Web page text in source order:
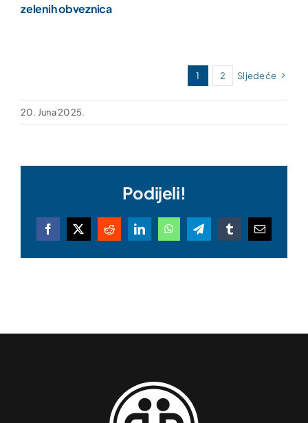
zelenih obveznica
1 2 Sljedeće
20. Juna 2025.
Podijeli!
Facebook
X RedditLinkedInWhatsAppTelegramTumblrEmail